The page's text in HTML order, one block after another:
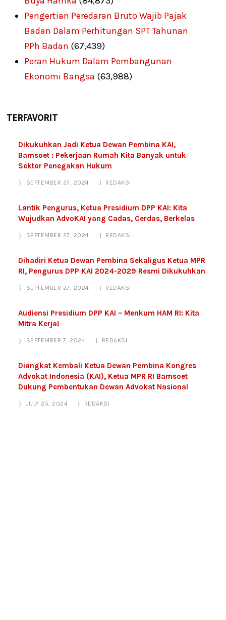
Pengertian Peredaran Bruto Wajib Pajak
Badan Dalam Perhitungan SPT Tahunan
PPh Badan (67,439)
Peran Hukum Dalam Pembangunan
Ekonomi Bangsa (63,988)
TERFAVORIT
Dikukuhkan Jadi Ketua Dewan Pembina KAI,
Bamsoet : Pekerjaan Rumah Kita Banyak untuk
Sektor Penegakan Hukum
SEPTEMBER 27, 2024 REDAKSI
Lantik Pengurus, Ketua Presidium DPP KAI: Kita
Wujudkan AdvoKAI yang Cadas, Cerdas, Berkelas
SEPTEMBER 27, 2024 REDAKSI
Dihadiri Ketua Dewan Pembina Sekaligus Ketua MPR
RI, Pengurus DPP KAI 2024-2029 Resmi Dikukuhkan
SEPTEMBER 27, 2024 REDAKSI
Audiensi Presidium DPP KAI – Menkum HAM RI: Kita
Mitra Kerja!
SEPTEMBER 7, 2024 REDAKSI
Diangkat Kembali Ketua Dewan Pembina Kongres
Advokat Indonesia (KAI), Ketua MPR RI Bamsoet
Dukung Pembentukan Dewan Advokat Nasional
JULY 25, 2024 REDAKSI